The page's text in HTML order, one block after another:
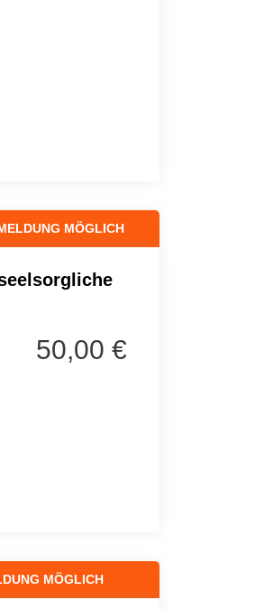
MÖGLICH
50,00 €
MÖGLICH